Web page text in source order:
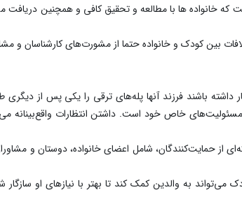
که خانواده ها با مطالعه و تحقیق کافی و همچنین
بین کودک و خانواده حتما از مشورت‌های کارشناسان و
داشته باشند فرزند آنها پله‌های ترقی را یکی پس از
خاص خود است. داشتن انتظارات واقع‌بینانه
از حمایت‌کنندگان، شامل اعضای خانواده، دوستان و
به والدین کمک کند تا بهتر با نیازهای او سازگار